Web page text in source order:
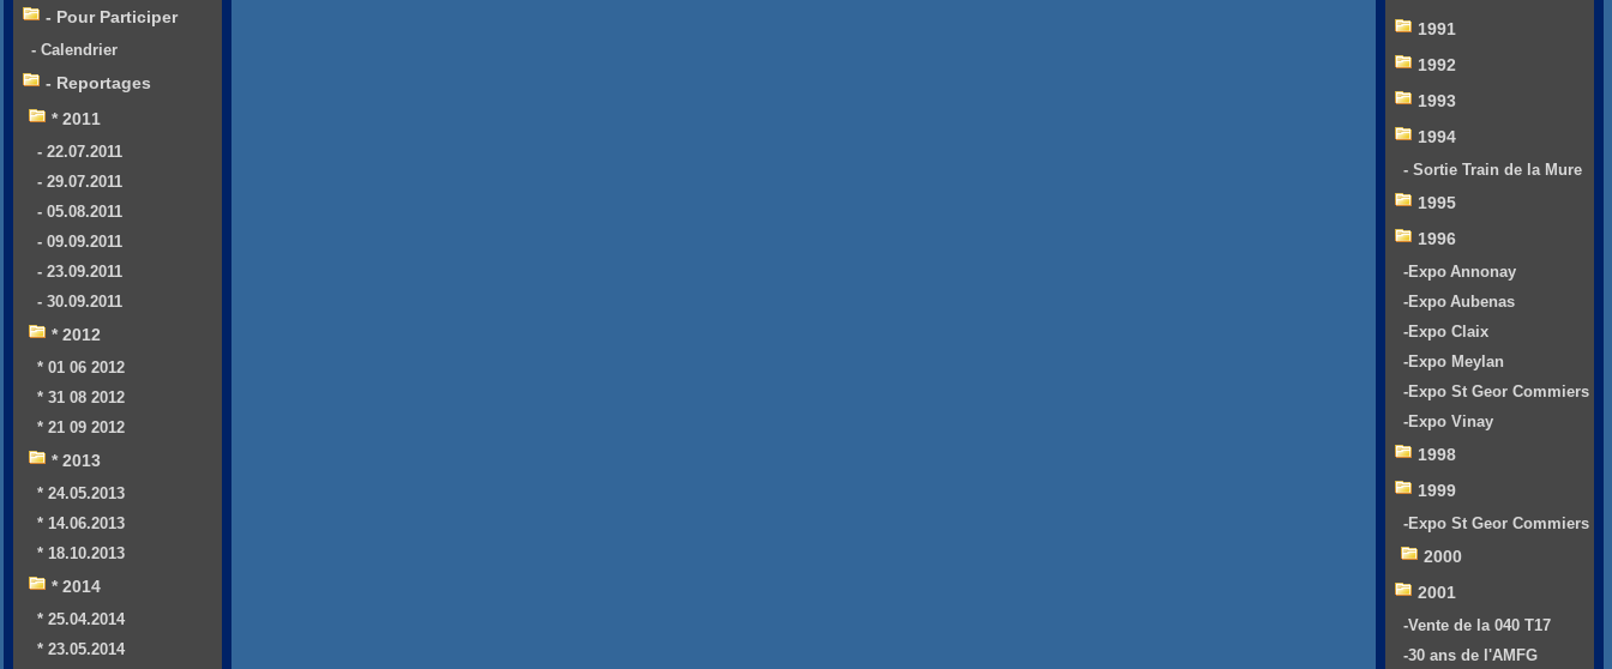
- Pour Participer
- Calendrier
- Reportages
* 2011
- 22.07.2011
- 29.07.2011
- 05.08.2011
- 09.09.2011
- 23.09.2011
- 30.09.2011
* 2012
* 01 06 2012
* 31 08 2012
* 21 09 2012
* 2013
* 24.05.2013
* 14.06.2013
* 18.10.2013
* 2014
* 25.04.2014
* 23.05.2014
1991
1992
1993
1994
- Sortie Train de la Mure
1995
1996
-Expo Annonay
-Expo Aubenas
-Expo Claix
-Expo Meylan
-Expo St Geor Commiers
-Expo Vinay
1998
1999
-Expo St Geor Commiers
2000
2001
-Vente de la 040 T17
-30 ans de l'AMFG